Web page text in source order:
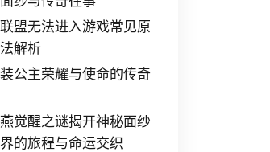
盟无法进入游戏常见原
解析
公主荣耀与使命的传奇
觉醒之谜揭开神秘面纱
的旅程与命运交织